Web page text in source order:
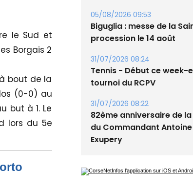
le Sud et
Borgais 2
bout de la
(0-0) au
but à 1. Le
lors du 5e
05/08/2026 09:53
Biguglia : messe de la
procession le 14 août
31/07/2026 08:24
Tennis - Début ce week-
tournoi du RCPV
31/07/2026 08:22
82ème anniversaire de
du Commandant
Exupery